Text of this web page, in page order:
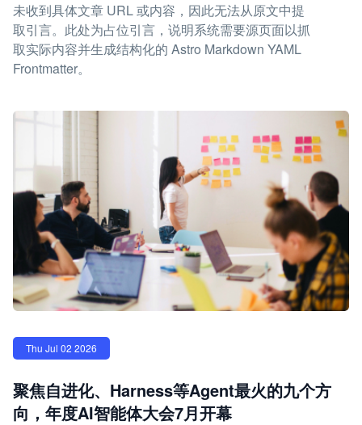
未收到具体文章 URL 或内容，因此无法从原文中提
取引言。此处为占位引言，说明系统需要源页面以抓
取实际内容并生成结构化的 Astro Markdown YAML
Frontmatter。
Thu Jul 02 2026
聚焦自进化、Harness等Agent最火的九个方
向，年度AI智能体大会7月开幕